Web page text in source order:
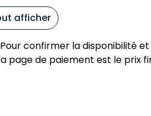
afficher
confirmer la disponibilité et
page de paiement est le prix